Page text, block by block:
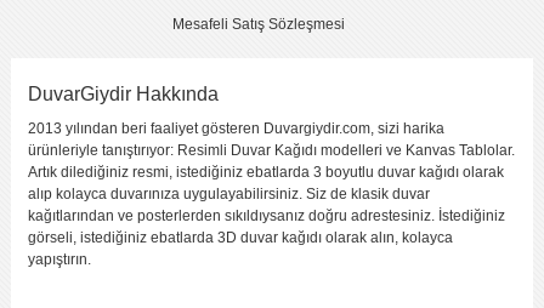
Mesafeli Satış Sözleşmesi
DuvarGiydir Hakkında
2013 yılından beri faaliyet gösteren Duvargiydir.com, sizi harika
ürünleriyle tanıştırıyor: Resimli Duvar Kağıdı modelleri ve Kanvas Tablolar.
Artık dilediğiniz resmi, istediğiniz ebatlarda 3 boyutlu duvar kağıdı olarak
alıp kolayca duvarınıza uygulayabilirsiniz. Siz de klasik duvar
kağıtlarından ve posterlerden sıkıldıysanız doğru adrestesiniz. İstediğiniz
görseli, istediğiniz ebatlarda 3D duvar kağıdı olarak alın, kolayca
yapıştırın.